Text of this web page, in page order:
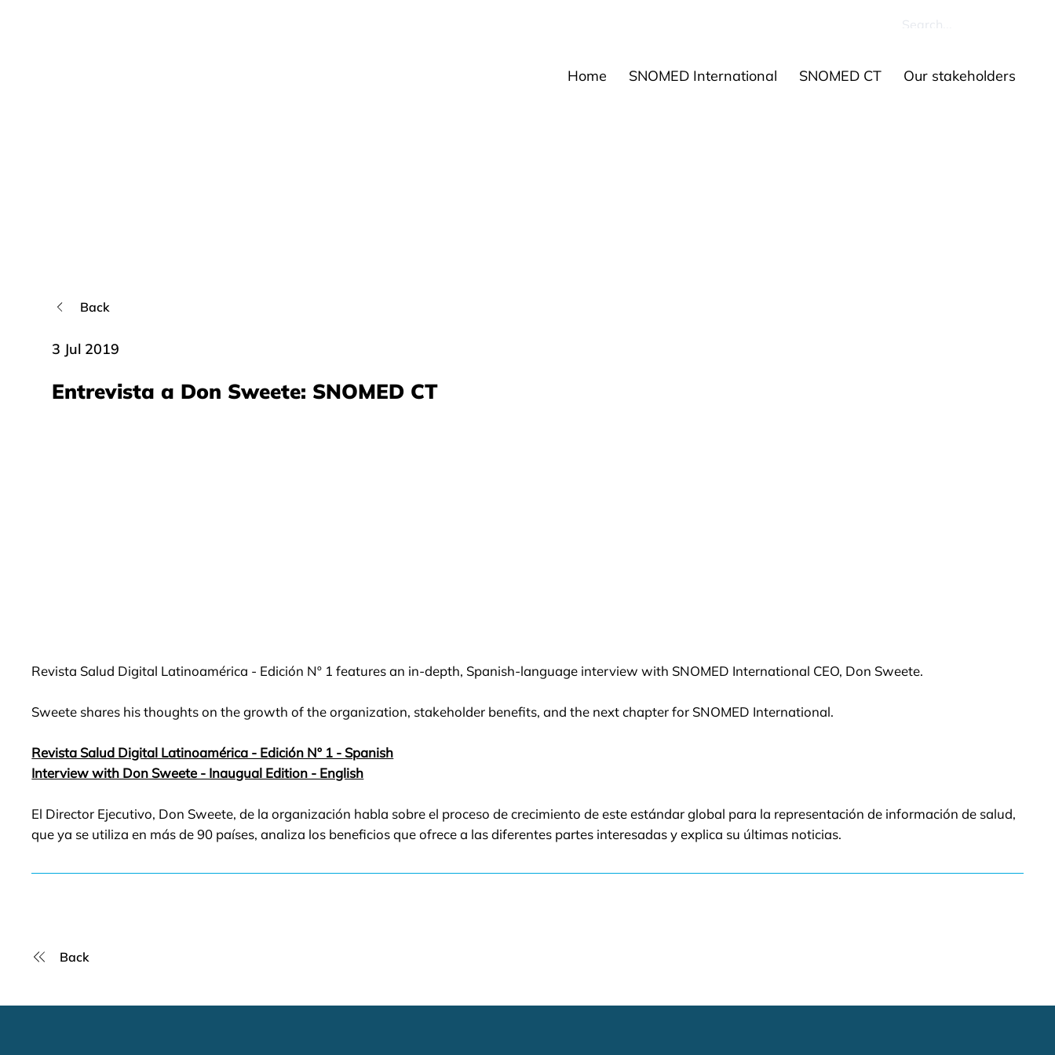
Home SNOMED International SNOMED CT Our stakeholders
Entrevista a Don Sweete: SNOMED CT
Back
3 Jul 2019
Back
Revista Salud Digital Latinoamérica - Edición Nº 1 features an in-depth, Spanish-language interview with SNOMED International CEO, Don Sweete.
Sweete shares his thoughts on the growth of the organization, stakeholder benefits, and the next chapter for SNOMED International.
Revista Salud Digital Latinoamérica - Edición Nº 1 - Spanish
Interview with Don Sweete - Inaugual Edition - English
El Director Ejecutivo, Don Sweete, de la organización habla sobre el proceso de crecimiento de este estándar global para la representación de información de salud,
que ya se utiliza en más de 90 países, analiza los beneficios que ofrece a las diferentes partes interesadas y explica su últimas noticias.